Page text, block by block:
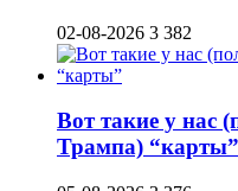
02-08-2026 3 382
Вот такие у нас
Трампа) “карты”